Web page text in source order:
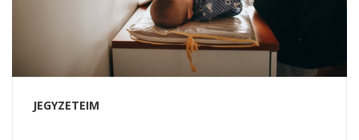
JEGYZETEIM